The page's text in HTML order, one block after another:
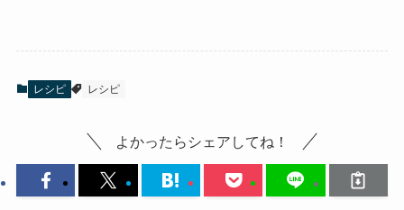
レシピ レシピ
よかったらシェアしてね！